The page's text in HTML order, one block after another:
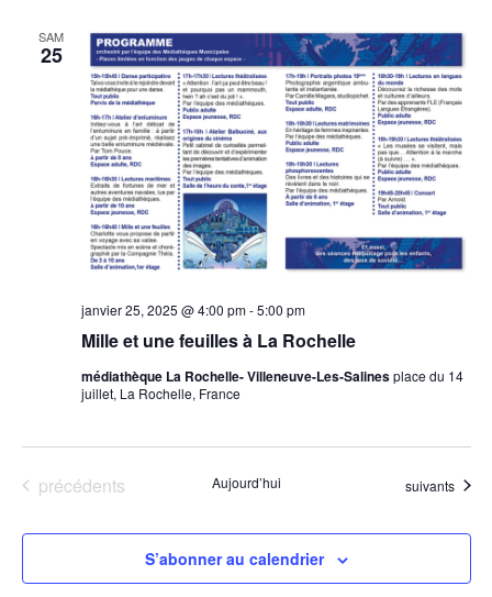
de
vues
SAM
25
Mille et une feuilles à La Rochelle
janvier 25, 2025 @ 4:00 pm-5:00 pm
médiathèque La Rochelle- Villeneuve-Les-Salinesplace du 14
juillet, La Rochelle, France
Évènements
précédents Aujourd’hui Évènements
suivants
S’abonner au calendrier